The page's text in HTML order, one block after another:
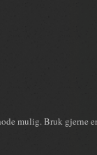
mulig. Bruk gjerne